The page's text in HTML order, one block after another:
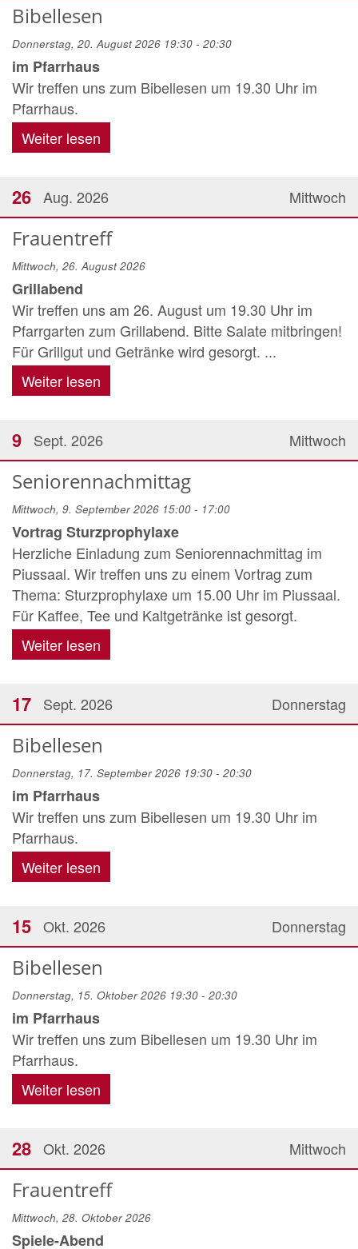
Bibellesen
Donnerstag, 20. August 2026 19:30 - 20:30
im Pfarrhaus
Wir treffen uns zum Bibellesen um 19.30 Uhr im
Pfarrhaus.
Weiter lesen
Mittwoch
26 Aug. 2026
Frauentreff
Mittwoch, 26. August 2026
Grillabend
Wir treffen uns am 26. August um 19.30 Uhr im
Pfarrgarten zum Grillabend. Bitte Salate mitbringen!
Für Grillgut und Getränke wird gesorgt. ...
Weiter lesen
Mittwoch
9 Sept. 2026
Seniorennachmittag
Mittwoch, 9. September 2026 15:00 - 17:00
Vortrag Sturzprophylaxe
Herzliche Einladung zum Seniorennachmittag im
Piussaal. Wir treffen uns zu einem Vortrag zum
Thema: Sturzprophylaxe um 15.00 Uhr im Piussaal.
Für Kaffee, Tee und Kaltgetränke ist gesorgt.
Weiter lesen
Donnerstag
17 Sept. 2026
Bibellesen
Donnerstag, 17. September 2026 19:30 - 20:30
im Pfarrhaus
Wir treffen uns zum Bibellesen um 19.30 Uhr im
Pfarrhaus.
Weiter lesen
Donnerstag
15 Okt. 2026
Bibellesen
Donnerstag, 15. Oktober 2026 19:30 - 20:30
im Pfarrhaus
Wir treffen uns zum Bibellesen um 19.30 Uhr im
Pfarrhaus.
Weiter lesen
Mittwoch
28 Okt. 2026
Frauentreff
Mittwoch, 28. Oktober 2026
Spiele-Abend